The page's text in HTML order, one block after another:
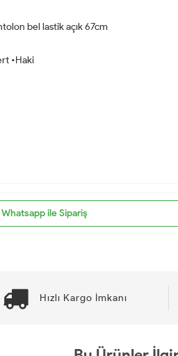
bel lastik açık 67cm
•Haki
Whatsapp ile Sipariş
Hızlı Kargo İmkanı